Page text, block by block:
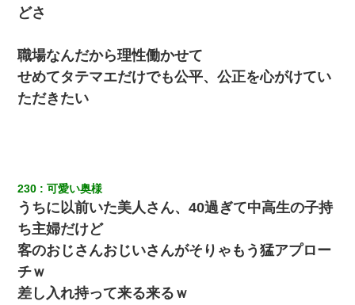
どさ
職場なんだから理性働かせて
せめてタテマエだけでも公平、公正を心がけてい
ただきたい
230 可愛い奥様
うちに以前いた美人さん、40過ぎて中高生の子持
ち主婦だけど
客のおじさんおじいさんがそりゃもう猛アプロー
チｗ
差し入れ持って来る来るｗ